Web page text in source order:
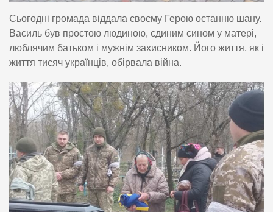
Сьогодні громада віддала своєму Герою останню шану.
Василь був простою людиною, єдиним сином у матері,
люблячим батьком і мужнім захисником. Його життя, як і
життя тисяч українців, обірвала війна.